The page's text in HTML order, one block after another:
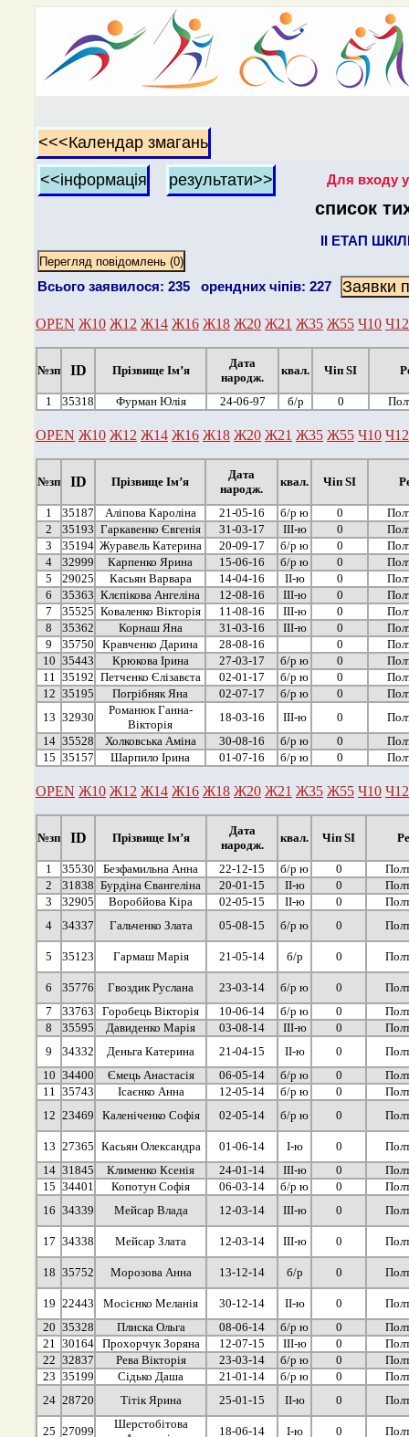
Для входу у
список
II ЕТАП
Всього заявилося: 235 орендних чіпів: 227
OPEN Ж10 Ж12 Ж14 Ж16 Ж18 Ж20 Ж21 Ж35 Ж55 Ч10 Ч12
№зп ID Прізвище Ім’я
Дата
народж.
квал. Чіп SI
1 35318 Фурман Юлія 24-06-97 б/р 0
OPEN Ж10 Ж12 Ж14 Ж16 Ж18 Ж20 Ж21 Ж35 Ж55 Ч10 Ч12
№зп ID Прізвище Ім’я
Дата
народж.
квал. Чіп SI
1 35187 Аліпова Кароліна 21-05-16 б/р ю 0
2
35193 Гаркавенко Євгенія 31-03-17 ІІІ-ю 0
3
35194 Журавель Катерина 20-09-17 б/р ю 0
4
32999 Карпенко Ярина 15-06-16 б/р ю 0
5
29025 Касьян Варвара 14-04-16 ІІ-ю 0
6
35363 Клєпікова Ангеліна 12-08-16 ІІІ-ю 0
7
35525 Коваленко Вікторія 11-08-16 ІІІ-ю 0
8
35362 Корнаш Яна 31-03-16 ІІІ-ю 0
9
35750 Кравченко Дарина 28-08-16 0
10 35443 Крюкова Ірина 27-03-17 б/р ю 0
11 35192 Петченко Єлізавєта 02-01-17 б/р ю 0
12 35195 Погрібняк Яна 02-07-17 б/р ю 0
13 32930
Романюк Ганна-
Вікторія
18-03-16 ІІІ-ю 0
14 35528 Холковська Аміна 30-08-16 б/р ю 0
15 35157 Шарпило Ірина 01-07-16 б/р ю 0
OPEN Ж10 Ж12 Ж14 Ж16 Ж18 Ж20 Ж21 Ж35 Ж55 Ч10 Ч12
№зп ID Прізвище Ім’я
Дата
народж.
квал. Чіп SI
1 35530 Безфамильна Анна 22-12-15 б/р ю 0
2
31838 Бурдіна Євангеліна 20-01-15 ІІ-ю 0
3
32905 Воробйова Кіра 02-05-15 ІІ-ю 0
4
34337 Гальченко Злата 05-08-15 б/р ю 0
5 35123 Гармаш Марія 21-05-14 б/р 0
6 35776 Гвоздик Руслана 23-03-14 б/р ю 0
7
33763 Горобець Вікторія 10-06-14 б/р ю 0
8
35595 Давиденко Марія 03-08-14 ІІІ-ю 0
9
34332 Деньга Катерина 21-04-15 ІІ-ю 0
10 34400 Ємець Анастасія 06-05-14 б/р ю 0
11 35743 Ісаєнко Анна 12-05-14 б/р ю 0
12 23469 Каленіченко Софія 02-05-14 б/р ю 0
13 27365 Касьян Олександра 01-06-14 І-ю 0
14 31845 Клименко Ксенія 24-01-14 ІІІ-ю 0
15 34401 Копотун Софія 06-03-14 б/р ю 0
16 34339 Мейсар Влада 12-03-14 ІІІ-ю 0
17 34338 Мейсар Злата 12-03-14 ІІІ-ю 0
18 35752 Морозова Анна 13-12-14 б/р 0
19 22443 Мосієнко Меланія 30-12-14 ІІ-ю 0
20 35328 Плиска Ольга 08-06-14 б/р ю 0
21 30164 Прохорчук Зоряна 12-07-15 ІІІ-ю 0
22 32837 Рева Вікторія 23-03-14 б/р ю 0
23 35199 Сідько Даша 21-01-14 б/р ю 0
24 28720 Тітік Ярина 25-01-15 ІІ-ю 0
25 27099
Шерстобітова
18-06-14 І-ю 0